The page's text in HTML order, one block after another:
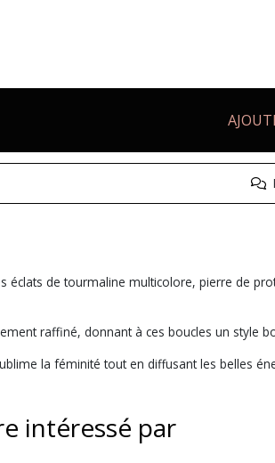
éclats de tourmaline multicolore, pierre de
raffiné, donnant à ces boucles un style
la féminité tout en diffusant les belles
intéressé par